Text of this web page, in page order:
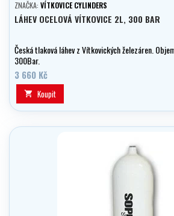
ZNAČKA: VÍTKOVICE CYLINDERS
LÁHEV OCELOVÁ VÍTKOVICE 2L, 300 BAR
Česká tlaková láhev z Vítkovických železáren.
300Bar.
3 660 Kč
 Koupit